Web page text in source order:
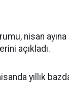
nisan
açıkladı.
yıllık